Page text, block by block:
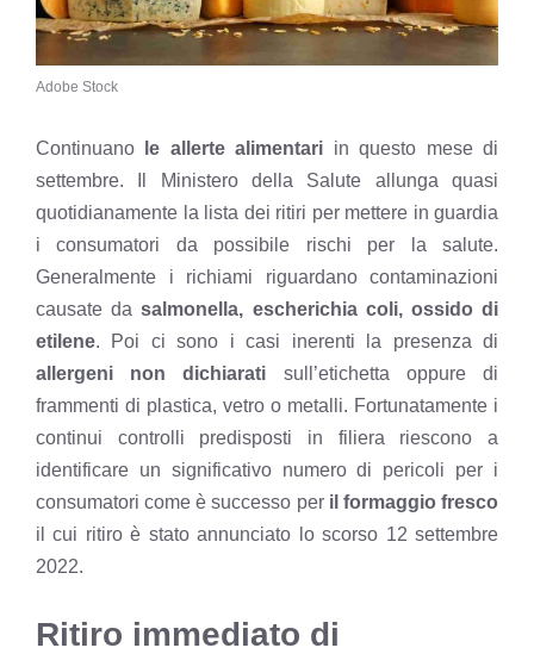
Adobe Stock
Continuano le allerte alimentari in questo mese di
settembre. Il Ministero della Salute allunga quasi
quotidianamente la lista dei ritiri per mettere in guardia
i consumatori da possibile rischi per la salute.
Generalmente i richiami riguardano contaminazioni
causate dasalmonella, escherichia coli, ossido di
etilene. Poi ci sono i casi inerenti la presenza di
allergeni non dichiarati sull’etichetta oppure di
frammenti di plastica, vetro o metalli. Fortunatamente i
continui controlli predisposti in filiera riescono a
identificare un significativo numero di pericoli per i
consumatori come è successo peril formaggio fresco
il cui ritiro è stato annunciato lo scorso 12 settembre
2022.
Ritiro immediato di